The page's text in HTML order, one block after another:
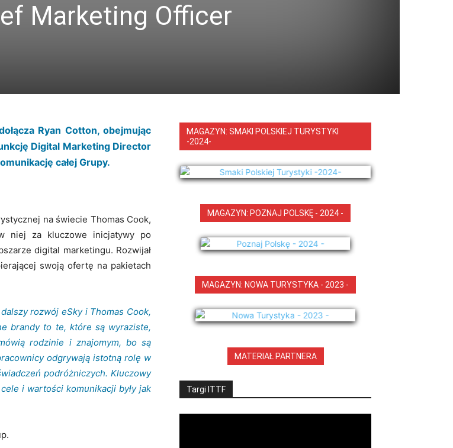
Marketing Officer
Ryan Cotton, obejmując
Digital Marketing Director
całej Grupy.
na świecie Thomas Cook,
niej za kluczowe inicjatywy po
digital marketingu. Rozwijał
swoją ofertę na pakietach
rozwój eSky i Thomas Cook,
brandy to te, które są wyraziste,
rodzinie i znajomym, bo są
odgrywają istotną rolę w
podróżniczych. Kluczowy
i wartości komunikacji były jak
MAGAZYN: SMAKI POLSKIEJ TURYSTYKI
-2024-
MAGAZYN: POZNAJ POLSKĘ - 2024 -
MAGAZYN: NOWA TURYSTYKA - 2023 -
MATERIAŁ PARTNERA
Targi ITTF